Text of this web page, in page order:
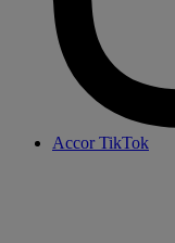
Accor TikTok